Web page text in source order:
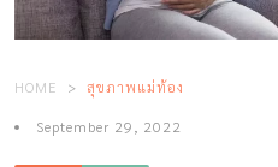
HOME สุขภาพแม่ท้อง
September 29, 2022